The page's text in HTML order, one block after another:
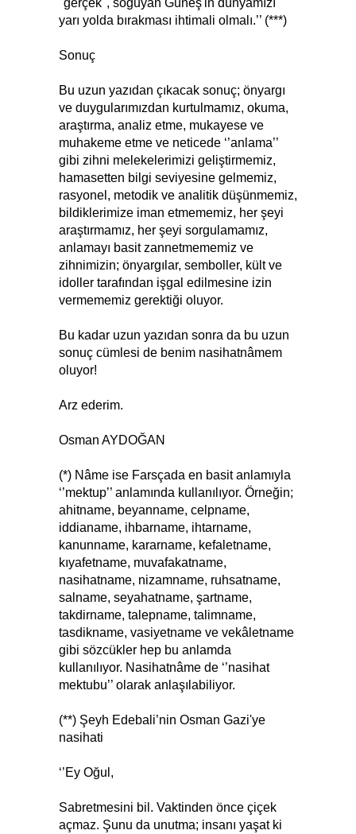
yarı yolda bırakması ihtimali olmalı.’’ (***)
Sonuç
Bu uzun yazıdan çıkacak sonuç; önyargı
ve duygularımızdan kurtulmamız, okuma,
araştırma, analiz etme, mukayese ve
muhakeme etme ve neticede ‘’anlama’’
gibi zihni melekelerimizi geliştirmemiz,
hamasetten bilgi seviyesine gelmemiz,
rasyonel, metodik ve analitik düşünmemiz,
bildiklerimize iman etmememiz, her şeyi
araştırmamız, her şeyi sorgulamamız,
anlamayı basit zannetmememiz ve
zihnimizin; önyargılar, semboller, kült ve
idoller tarafından işgal edilmesine izin
vermememiz gerektiği oluyor.
Bu kadar uzun yazıdan sonra da bu uzun
sonuç cümlesi de benim nasihatnâmem
oluyor!
Arz ederim.
Osman AYDOĞAN
(*) Nâme ise Farsçada en basit anlamıyla
‘’mektup’’ anlamında kullanılıyor. Örneğin;
ahitname, beyanname, celpname,
iddianame, ihbarname, ihtarname,
kanunname, kararname, kefaletname,
kıyafetname, muvafakatname,
nasihatname, nizamname, ruhsatname,
salname, seyahatname, şartname,
takdirname, talepname, talimname,
tasdikname, vasiyetname ve vekâletname
gibi sözcükler hep bu anlamda
kullanılıyor. Nasihatnâme de ‘’nasihat
mektubu’’ olarak anlaşılabiliyor.
(**) Şeyh Edebali’nin Osman Gazi'ye
nasihati
‘’Ey Oğul,
Sabretmesini bil. Vaktinden önce çiçek
açmaz. Şunu da unutma; insanı yaşat ki